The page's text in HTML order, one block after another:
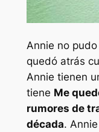
Annie no
quedó atrás
Annie tienen
tiene Me
rumores de
década.